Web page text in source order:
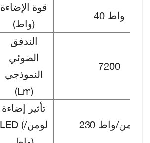
قوة الإضاءة
(واط)
40 واط
التدفق
الضوئي
النموذجي
(Lm)
7200
تأثير إضاءة
LED (لومن/
230 لومن/واط